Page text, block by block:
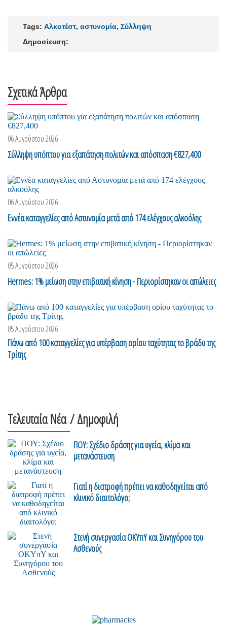
Tags: Αλκοτέστ, αστυνομία, Σύλληψη
Δημοσίευση:
Σχετικά Άρθρα
06 Αυγούστου 2026
Σύλληψη υπόπτου για εξαπάτηση πολιτών και απόσπαση €827,400
06 Αυγούστου 2026
Eννέα καταγγελίες από Αστυνομία μετά από 174 ελέγχους αλκοόλης
05 Αυγούστου 2026
Hermes: 1% μείωση στην επιβατική κίνηση - Περιορίστηκαν οι απώλειες
05 Αυγούστου 2026
Πάνω από 100 καταγγελίες για υπέρβαση ορίου ταχύτητας το βράδυ της
Τρίτης
Τελευταία Νέα/ Δημοφιλή
ΠΟΥ: Σχέδιο δράσης για υγεία, κλίμα και
μετανάστευση
Γιατί η διατροφή πρέπει να καθοδηγείται από
κλινικό διαιτολόγο;
Στενή συνεργασία ΟΚΥπΥ και Συνηγόρου του
Ασθενούς